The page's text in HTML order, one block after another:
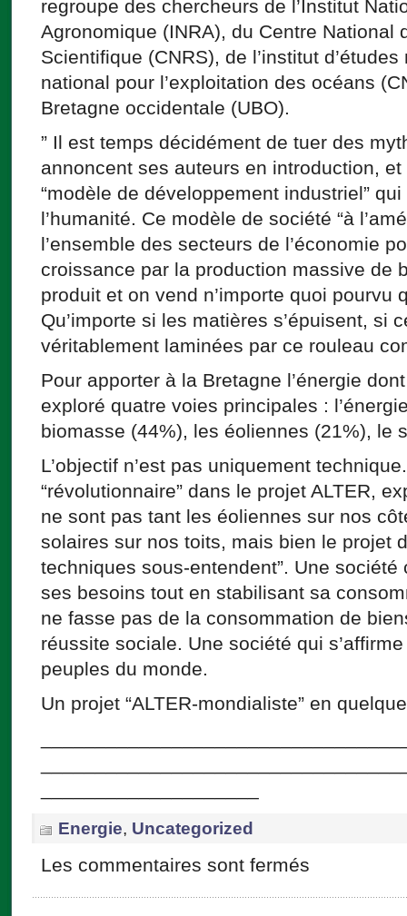
regroupe des chercheurs de l’Institut
Agronomique (INRA), du Centre National
Scientifique (CNRS), de l’institut
national pour l’exploitation des océans
Bretagne occidentale (UBO).
” Il est temps décidément de tuer des
annoncent ses auteurs en introduction,
“modèle de développement industriel”
l’humanité. Ce modèle de société “à
l’ensemble des secteurs de l’économie
croissance par la production massive de
produit et on vend n’importe quoi pourvu
Qu’importe si les matières s’épuisent, si
véritablement laminées par ce rouleau
Pour apporter à la Bretagne l’énergie
exploré quatre voies principales :
biomasse (44%), les éoliennes (21%), le
L’objectif n’est pas uniquement
“révolutionnaire” dans le projet ALTER,
ne sont pas tant les éoliennes sur nos
solaires sur nos toits, mais bien le projet
techniques sous-entendent”. Une
ses besoins tout en stabilisant sa
ne fasse pas de la consommation de
réussite sociale. Une société qui
peuples du monde.
Un projet “ALTER-mondialiste” en
Energie, Uncategorized
Les commentaires sont fermés